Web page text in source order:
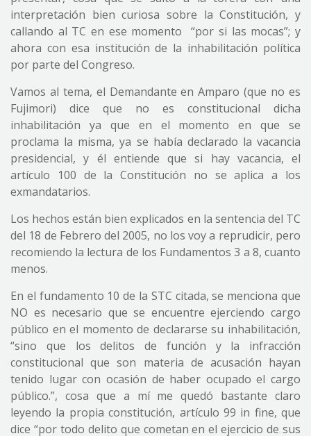
interpretación bien curiosa sobre la Constitución, y
callando al TC en ese momento “por si las mocas”; y
ahora con esa institución de la inhabilitación política
por parte del Congreso.
Vamos al tema, el Demandante en Amparo (que no es
Fujimori) dice que no es constitucional dicha
inhabilitación ya que en el momento en que se
proclama la misma, ya se había declarado la vacancia
presidencial, y él entiende que si hay vacancia, el
artículo 100 de la Constitución no se aplica a los
exmandatarios.
Los hechos están bien explicados en la sentencia del TC
del 18 de Febrero del 2005, no los voy a reprudicir, pero
recomiendo la lectura de los Fundamentos 3 a 8, cuanto
menos.
En el fundamento 10 de la STC citada, se menciona que
NO es necesario que se encuentre ejerciendo cargo
público en el momento de declararse su inhabilitación,
“sino que los delitos de función y la infracción
constitucional que son materia de acusación hayan
tenido lugar con ocasión de haber ocupado el cargo
público.”, cosa que a mí me quedó bastante claro
leyendo la propia constitución, artículo 99 in fine, que
dice “por todo delito que cometan en el ejercicio de sus